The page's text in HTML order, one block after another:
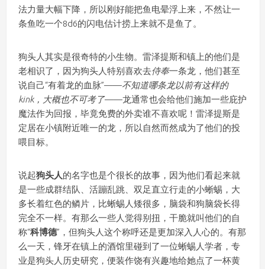
法力量大幅下降，所以刚好能把鱼电晕浮上来，不然让一
条鱼吃一个8d6的闪电估计捞上来就不是鱼了。
狗头人其实是很奇特的小生物。雷泽提斯和镇上的他们是
老相识了，因为狗头人特别喜欢去侍奉一条龙，他们甚至
说自己“有着龙的血脉”——不知道哪条龙以前有这样的
kink，大概也不可考了——龙通常也会给他们施加一些庇护
魔法作为回报，毕竟免费的外卖谁不喜欢呢！雷泽提斯是
定居在小镇附近唯一的龙，所以自然而然成为了他们的投
喂目标。
说起狗头人的名字也是个很长的故事，因为他们看起来就
是一些成群结队、活蹦乱跳、双足直立行走的小蜥蜴，大
多长着红色的鳞片，比蜥蜴人矮很多，脑袋和狗脑袋长得
完全不一样。有那么一些人觉得别扭，干脆就叫他们的自
称“科博德”，但狗头人这个称呼还是更加深入人心的。有那
么一天，锋牙在镇上的酒馆里碰到了一位蜥蜴人学者，专
业是狗头人历史研究，便装作饶有兴趣地给她点了一杯黄